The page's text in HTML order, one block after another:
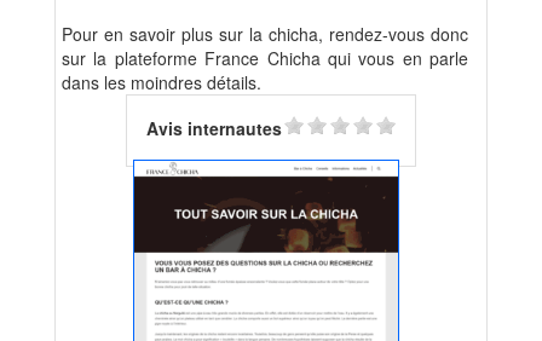
Pour en savoir plus sur la chicha, rendez-vous donc
sur la plateforme France Chicha qui vous en parle
dans les moindres détails.
Avis internautes